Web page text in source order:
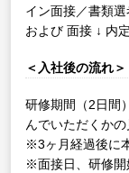
イン面接／書類選
および 面接 ↓ 内定
＜入社後の流れ＞
研修期間（2日間）
んでいただくか
※3ヶ月経過後に
※面接日、研修開